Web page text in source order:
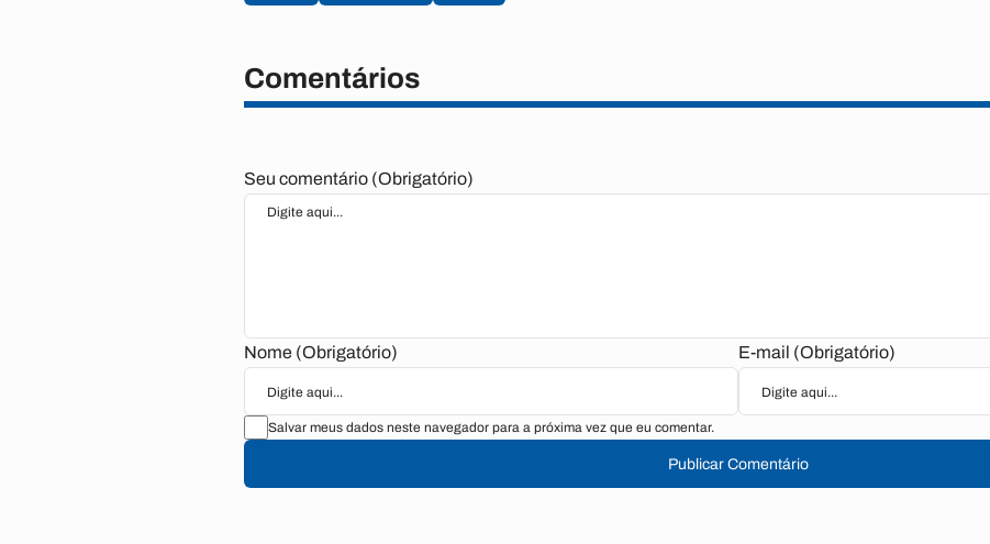
Comentários
Seu comentário (Obrigatório)
Nome (Obrigatório) E-mail (Obrigatório)
Salvar meus dados neste navegador para a próxima vez que eu comentar.
Publicar Comentário